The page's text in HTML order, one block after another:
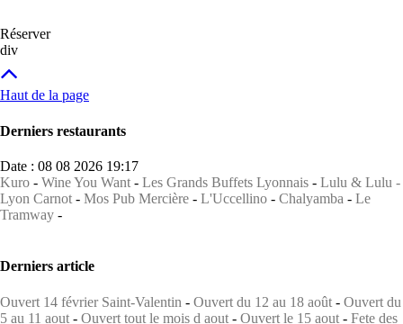
Réserver
div
Haut de la page
Derniers restaurants
Date : 08 08 2026 19:17
Kuro - Wine You Want - Les Grands Buffets Lyonnais - Lulu & Lulu -
Lyon Carnot - Mos Pub Mercière - L'Uccellino - Chalyamba - Le
Tramway -
Derniers article
Ouvert 14 février Saint-Valentin - Ouvert du 12 au 18 août - Ouvert du
5 au 11 aout - Ouvert tout le mois d aout - Ouvert le 15 aout - Fete des